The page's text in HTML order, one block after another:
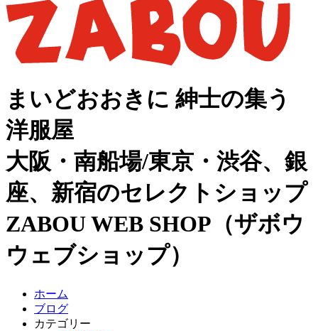
まいどおおきに 紳士の集う
洋服屋
大阪・南船場/東京・渋谷、銀
座、新宿のセレクトショップ
ZABOU WEB SHOP（ザボウ
ウェブショップ）
ホーム
ブログ
カテゴリー